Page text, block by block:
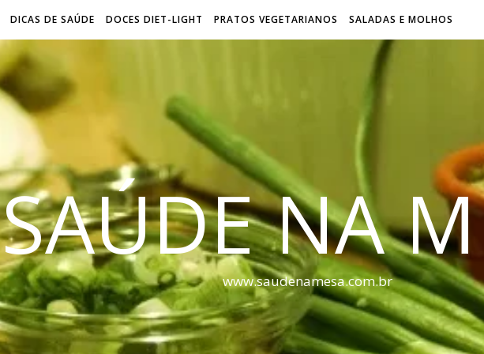
DICAS DE SAÚDE DOCES DIET-LIGHT PRATOS VEGETARIANOS SALADAS E MOLHOS
SAÚDE NA
www.saudenamesa.com.br